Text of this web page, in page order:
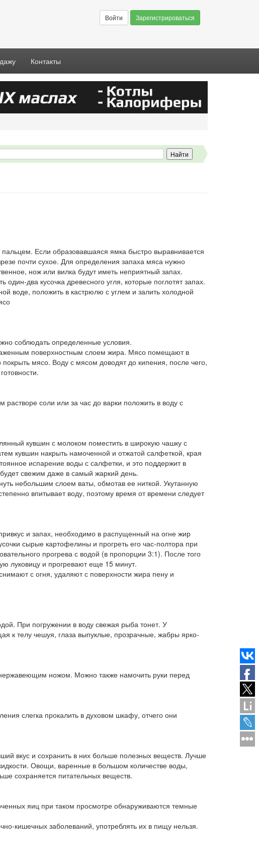
Войти Зарегистрироваться
Контакты
Если образовавшаяся ямка быстро выравнивается
почти сухое. Для определения запаха мяса нужно
нож или вилка будут иметь неприятный запах.
два кусочка древесного угля, которые поглотят запах.
воде, положить в кастрюлю с углем и залить холодной
соблюдать определенные условия.
поверхностным слоем жира. Мясо помещают в
мясо. Воду с мясом доводят до кипения, после чего,
соли или за час до варки положить в воду с
кувшин с молоком поместить в широкую чашку с
кувшин накрыть намоченной и отжатой салфеткой, края
испарение воды с салфетки, и это поддержит в
свежим даже в самый жаркий день.
небольшим слоем ваты, обмотав ее ниткой. Укутанную
впитывает воду, поэтому время от времени следует
и запах, необходимо в распущенный на огне жир
сырые картофелины и прогреть его час-полтора при
прогрева с водой (в пропорции 3:1). После того
луковицу и прогревают еще 15 минут.
с огня, удаляют с поверхности жира пену и
При погружении в воду свежая рыба тонет. У
к телу чешуя, глаза выпуклые, прозрачные, жабры ярко-
ножом. Можно также намочить руки перед
слегка прокалить в духовом шкафу, отчего они
вкус и сохранить в них больше полезных веществ. Лучше
Овощи, варенные в большом количестве воды,
сохраняется питательных веществ.
яиц при таком просмотре обнаруживаются темные
кишечных заболеваний, употреблять их в пищу нельзя.